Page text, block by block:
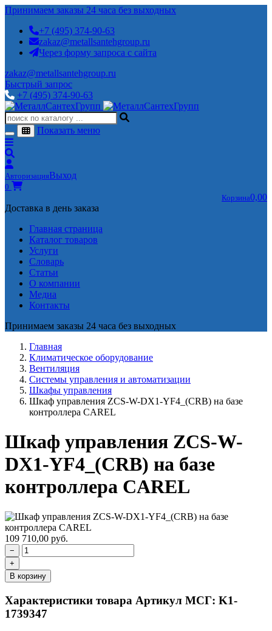
Принимаем заказы 24 часа без выходных
+7 (495) 374-90-63
zakaz@metallsantehgroup.ru
Через форму запроса с сайта
zakaz@metallsantehgroup.ru
Быстрый запрос
+7 (495) 374-90-63
Показать меню
АвторизацияВыход
0
Корзина0,00
Доставка в день заказа
Главная страница
Каталог товаров
Услуги
Словарь
Статьи
О компании
Медиа
Контакты
Принимаем заказы 24 часа без выходных
Главная
Климатическое оборудование
Вентиляция
Системы управления и автоматизации
Шкафы управления
Шкаф управления ZCS-W-DX1-YF4_(CRB) на базе
контроллера CAREL
Шкаф управления ZCS-W-
DX1-YF4_(CRB) на базе
контроллера CAREL
109 710,00 руб.
−
+
В корзину
Характеристики товара Артикул МСГ: K1-
1739347